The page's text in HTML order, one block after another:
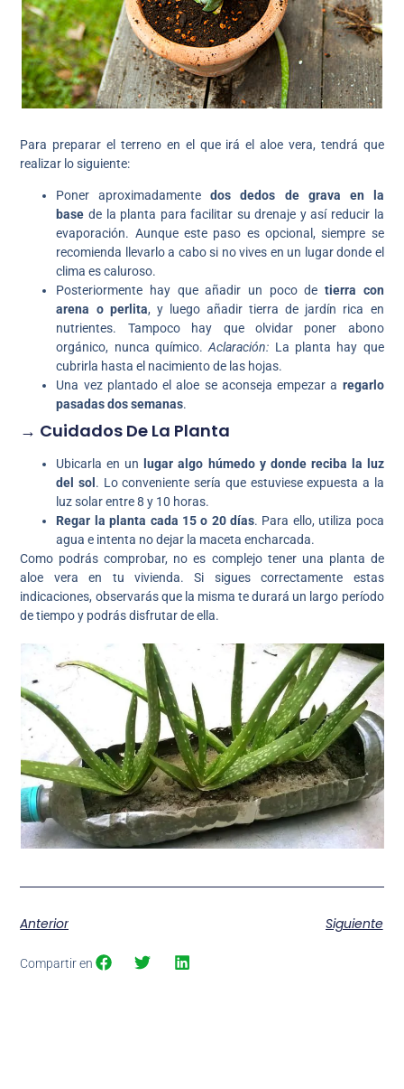
Para preparar el terreno en el que irá el aloe vera, tendrá que
realizar lo siguiente:
Poner aproximadamentedos dedos de grava en la
base de la planta para facilitar su drenaje y así reducir la
evaporación. Aunque este paso es opcional, siempre se
recomienda llevarlo a cabo si no vives en un lugar donde el
clima es caluroso.
Posteriormente hay que añadir un poco de tierra con
arena o perlita, y luego añadir tierra de jardín rica en
nutrientes. Tampoco hay que olvidar poner abono
orgánico, nunca químico.Aclaración: La planta hay que
cubrirla hasta el nacimiento de las hojas.
Una vez plantado el aloe se aconseja empezar a regarlo
pasadas dos semanas.
→ Cuidados De La Planta
Ubicarla en un
lugar algo húmedo y donde reciba la luz
del sol . Lo conveniente sería que estuviese expuesta a la
luz solar entre 8 y 10 horas.
Regar la planta cada 15 o 20 días. Para ello, utiliza poca
agua e intenta no dejar la maceta encharcada.
Como podrás comprobar, no es complejo tener una planta de
aloe vera en tu vivienda. Si sigues correctamente estas
indicaciones, observarás que la misma te durará un largo período
de tiempo y podrás disfrutar de ella.
Anterior Siguiente
Compartir en